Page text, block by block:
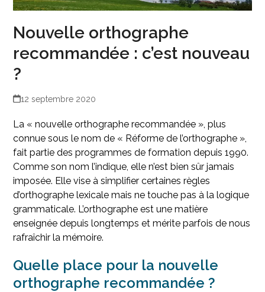
Nouvelle orthographe
recommandée : c’est nouveau
?
12 septembre 2020
La « nouvelle orthographe recommandée », plus
connue sous le nom de « Réforme de l’orthographe »,
fait partie des programmes de formation depuis 1990.
Comme son nom l’indique, elle n’est bien sûr jamais
imposée. Elle vise à simplifier certaines règles
d’orthographe lexicale mais ne touche pas à la logique
grammaticale. L’orthographe est une matière
enseignée depuis longtemps et mérite parfois de nous
rafraîchir la mémoire.
Quelle place pour la nouvelle
orthographe recommandée ?